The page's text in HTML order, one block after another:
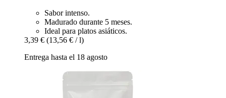
Sabor intenso.
Madurado durante 5 meses.
Ideal para platos asiáticos.
3,39 € (13,56 € / l)
Entrega hasta el 18 agosto